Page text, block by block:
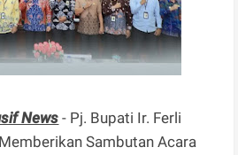
News - Pj. Bupati Ir. Ferli
Sambutan Acara